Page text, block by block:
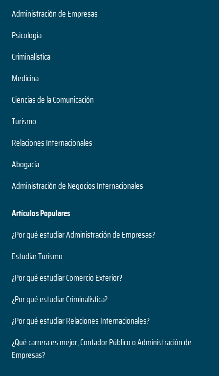
Administración de Empresas
Psicología
Criminalística
Medicina
Ciencias de la Comunicación
Turismo
Relaciones Internacionales
Abogacía
Administración de Negocios Internacionales
Artículos Populares
¿Por qué estudiar Administración de Empresas?
Estudiar Turismo
¿Por qué estudiar Comercio Exterior?
¿Por qué estudiar Criminalística?
¿Por qué estudiar Relaciones Internacionales?
¿Qué carrera es mejor, Contador Público o Administración de
Empresas?